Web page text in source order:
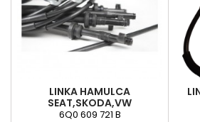
LINKA HAMULCA
SEAT,SKODA,VW
(6Q0609721B), LP , RĘCZNY
6Q0 609 721 B